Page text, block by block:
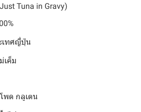
Tuna in Gravy)
เทศญี่ปุ่น
เค็ม
พด กลูเตน